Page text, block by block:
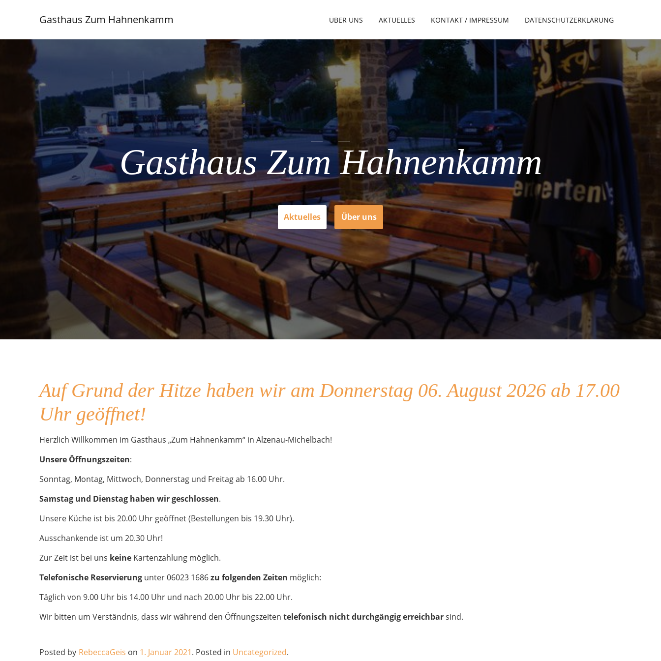
Gasthaus Zum Hahnenkamm ÜBER UNS AKTUELLES KONTAKT / IMPRESSUM DATENSCHUTZERKLÄRUNG
Gasthaus Zum Hahnenkamm
Aktuelles Über uns
Auf Grund der Hitze haben wir am Donnerstag 06. August 2026 ab 17.00
Uhr geöffnet!
Herzlich Willkommen im Gasthaus „Zum Hahnenkamm“ in Alzenau-Michelbach!
Unsere Öffnungszeiten:
Sonntag, Montag, Mittwoch, Donnerstag und Freitag ab 16.00 Uhr.
Samstag und Dienstag haben wir geschlossen.
Unsere Küche ist bis 20.00 Uhr geöffnet (Bestellungen bis 19.30 Uhr).
Ausschankende ist um 20.30 Uhr!
Zur Zeit ist bei uns keine Kartenzahlung möglich.
Telefonische Reservierung unter 06023 1686zu folgenden Zeiten möglich:
Täglich von 9.00 Uhr bis 14.00 Uhr und nach 20.00 Uhr bis 22.00 Uhr.
Wir bitten um Verständnis, dass wir während den Öffnungszeiten telefonisch nichtdurchgängig erreichbarsind.
Posted by RebeccaGeis on 1. Januar 2021. Posted in Uncategorized.